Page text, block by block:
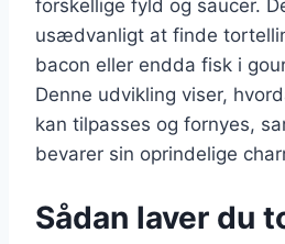
forskellige fyld og saucer.
usædvanligt at finde
bacon eller endda fisk i
Denne udvikling viser,
kan tilpasses og fornyes,
bevarer sin oprindelige
Sådan laver du